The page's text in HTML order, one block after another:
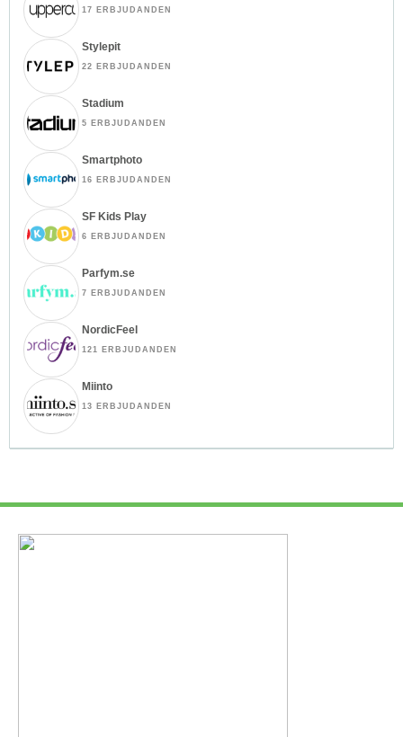
17 ERBJUDANDEN
Stylepit
22 ERBJUDANDEN
Stadium
5 ERBJUDANDEN
Smartphoto
16 ERBJUDANDEN
SF Kids Play
6 ERBJUDANDEN
Parfym.se
7 ERBJUDANDEN
NordicFeel
121 ERBJUDANDEN
Miinto
13 ERBJUDANDEN